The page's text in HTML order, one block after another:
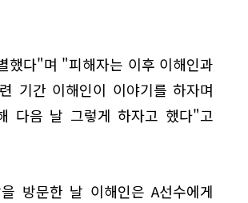
했다"며 "피해자는 이후 이해인과
기간 이해인이 이야기를 하자며
다음 날 그렇게 하자고 했다"고
방문한 날 이해인은 A선수에게